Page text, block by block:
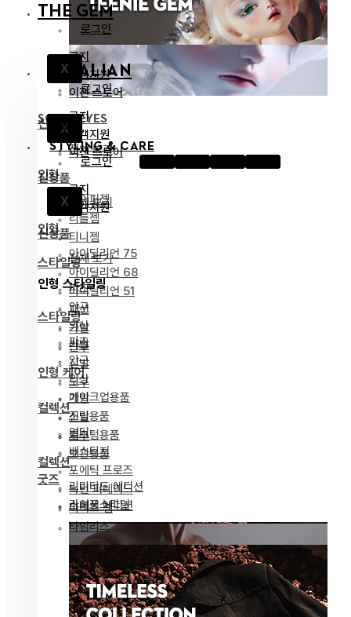
SOOM EYES
STYLING & CARE
로그인
X
공지
고객지원
신상품
전체 보기
인형 스타일링
패션
가발
안구
인형 케어
메이크업용품
조립용품
커스텀용품
보관용품
굿즈
라이프스타일
IDEALIAN
로그인
X
공지
고객지원
이전 스토어
신상품
전체 보기
인형
아이딜리언 75
아이딜리언 68
아이딜리언 51
스타일링
파츠
안구
의상
가발
신발
도구
컬렉션
리미티드 에디션
스페셜 에디션
THE GEM
로그인
X
공지
고객지원
이전 스토어
신상품
전체 보기
인형
하이퍼젬
리틀젬
티니젬
스타일링
파츠
안구
의상
가발
신발
도구
컬렉션
얼터
베스티지
포에틱 프로즈
녹턴 퍼레이드
마이즈 젬
타임리스